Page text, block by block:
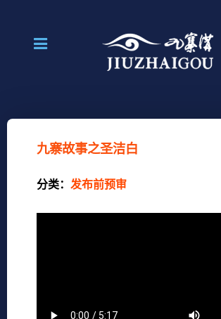
九寨故事之圣洁白
分类： 发布前预审